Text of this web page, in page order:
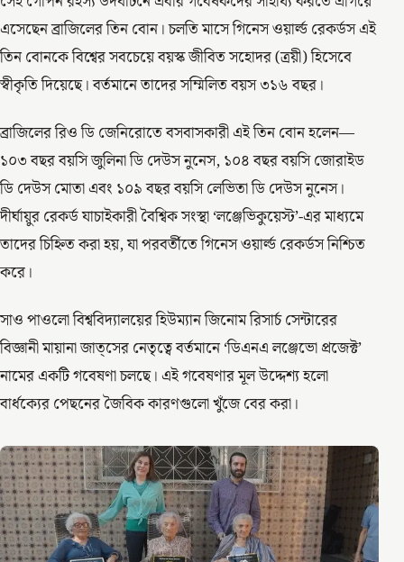
এসেছেন ব্রাজিলের তিন বোন। চলতি মাসে গিনেস ওয়ার্ল্ড রেকর্ডস এই
তিন বোনকে বিশ্বের সবচেয়ে বয়স্ক জীবিত সহোদর (ত্ৰয়ী) হিসেবে
স্বীকৃতি দিয়েছে। বর্তমানে তাদের সম্মিলিত বয়স ৩১৬ বছর।
ব্রাজিলের রিও ডি জেনিরোতে বসবাসকারী এই তিন বোন হলেন—
১০৩ বছর বয়সি জুলিনা ডি দেউস নুনেস, ১০৪ বছর বয়সি জোরাইড
ডি দেউস মোতা এবং ১০৯ বছর বয়সি লেভিতা ডি দেউস নুনেস।
দীর্ঘায়ুর রেকর্ড যাচাইকারী বৈশ্বিক সংস্থা ‘লঞ্জেভিকুয়েস্ট’-এর মাধ্যমে
তাদের চিহ্নিত করা হয়, যা পরবর্তীতে গিনেস ওয়ার্ল্ড রেকর্ডস নিশ্চিত
করে।
সাও পাওলো বিশ্ববিদ্যালয়ের হিউম্যান জিনোম রিসার্চ সেন্টারের
বিজ্ঞানী মায়ানা জাত্সের নেতৃত্বে বর্তমানে ‘ডিএনএ লঞ্জেভো প্রজেক্ট’
নামের একটি গবেষণা চলছে। এই গবেষণার মূল উদ্দেশ্য হলো
বার্ধক্যের পেছনের জৈবিক কারণগুলো খুঁজে বের করা।